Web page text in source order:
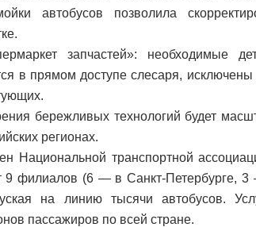
автобусов позволила
запчастей»: необходимые
в прямом доступе слесаря,
бережливых технологий будет
регионах.
Национальной транспортной
9 филиалов (6 — в Санкт-Петербурге, 3
на линию тысячи автобусов.
пассажиров по всей стране.